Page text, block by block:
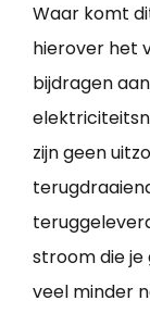
Waar komt
hierover het
bijdragen
zijn geen
stroom die je
veel minder